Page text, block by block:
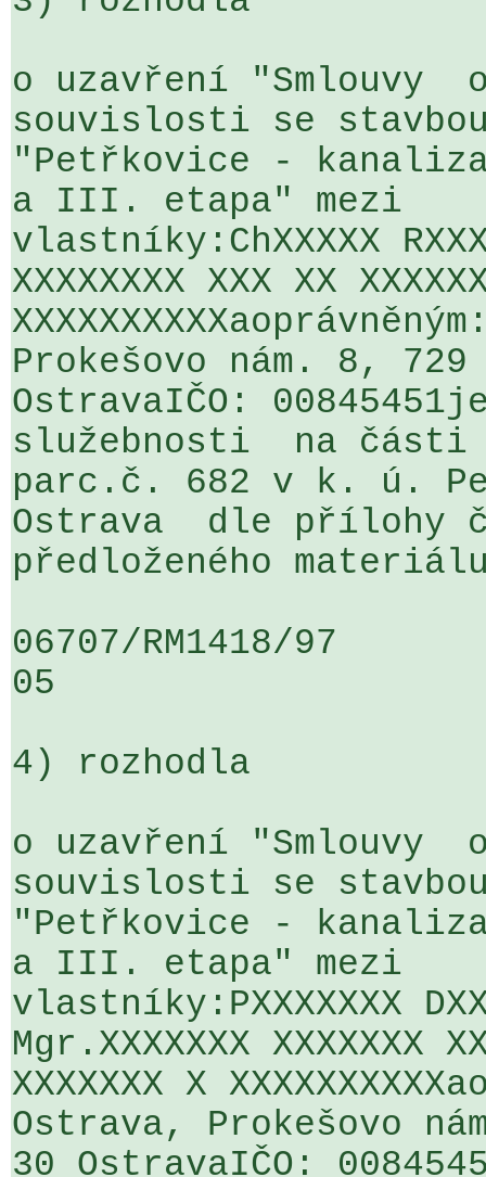
o uzavření "Smlouvy
souvislosti se
"Petřkovice -
a III. etapa" mezi
vlastníky:ChXXXXX
XXXXXXXX XXX XX
Prokešovo nám. 8,
OstravaIČO:
služebnosti  na části
parc.č. 682 v k. ú.
Ostrava  dle přílohy
předloženého
06707/RM1418/
05
4) rozhodla
o uzavření "Smlouvy
souvislosti se
"Petřkovice -
a III. etapa" mezi
vlastníky:PXXXXXXX
Mgr.XXXXXXX XXXXXXX
XXXXXXX X
Ostrava, Prokešovo
30 OstravaIČO: